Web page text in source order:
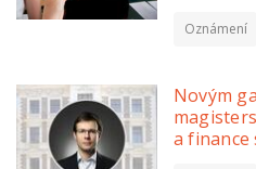
Oznámení
Novým
a finance